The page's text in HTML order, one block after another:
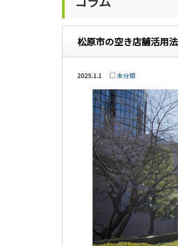
松原市の空き店舗活用
2025.1.1 未分類